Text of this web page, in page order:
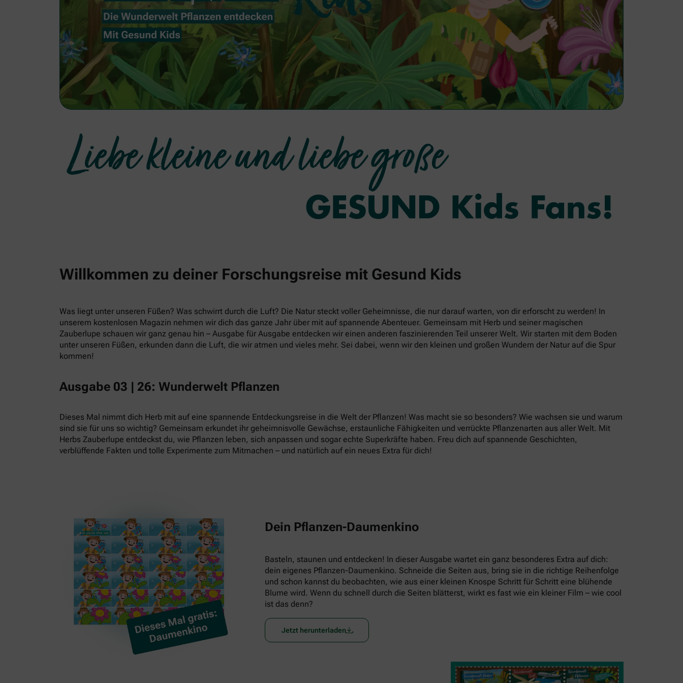
Willkommen zu deiner Forschungsreise mit Gesund Kids
Was liegt unter unseren Füßen? Was schwirrt durch die Luft? Die Natur steckt voller Geheimnisse, die nur darauf warten, von dir erforscht zu werden! In
unserem kostenlosen Magazin nehmen wir dich das ganze Jahr über mit auf spannende Abenteuer. Gemeinsam mit Herb und seiner magischen
Zauberlupe schauen wir ganz genau hin – Ausgabe für Ausgabe entdecken wir einen anderen faszinierenden Teil unserer Welt. Wir starten mit dem Boden
unter unseren Füßen, erkunden dann die Luft, die wir atmen und vieles mehr. Sei dabei, wenn wir den kleinen und großen Wundern der Natur auf die Spur
kommen!
Ausgabe 03 | 26: Wunderwelt Pflanzen
Dieses Mal nimmt dich Herb mit auf eine spannende Entdeckungsreise in die Welt der Pflanzen! Was macht sie so besonders? Wie wachsen sie und warum
sind sie für uns so wichtig? Gemeinsam erkundet ihr geheimnisvolle Gewächse, erstaunliche Fähigkeiten und verrückte Pflanzenarten aus aller Welt. Mit
Herbs Zauberlupe entdeckst du, wie Pflanzen leben, sich anpassen und sogar echte Superkräfte haben. Freu dich auf spannende Geschichten,
verblüffende Fakten und tolle Experimente zum Mitmachen – und natürlich auf ein neues Extra für dich!
Dein Pflanzen-Daumenkino
Basteln, staunen und entdecken! In dieser Ausgabe wartet ein ganz besonderes Extra auf dich:
dein eigenes Pflanzen-Daumenkino. Schneide die Seiten aus, bring sie in die richtige Reihenfolge
und schon kannst du beobachten, wie aus einer kleinen Knospe Schritt für Schritt eine blühende
Blume wird. Wenn du schnell durch die Seiten blätterst, wirkt es fast wie ein kleiner Film – wie cool
ist das denn?
Jetzt herunterladen